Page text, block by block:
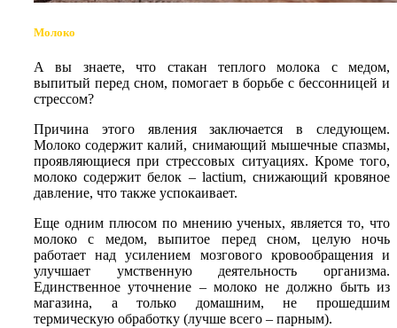
Молоко
А вы знаете, что стакан теплого молока с медом,
выпитый перед сном, помогает в борьбе с бессонницей и
стрессом?
Причина этого явления заключается в следующем.
Молоко содержит калий, снимающий мышечные спазмы,
проявляющиеся при стрессовых ситуациях. Кроме того,
молоко содержит белок – lactium, снижающий кровяное
давление, что также успокаивает.
Еще одним плюсом по мнению ученых, является то, что
молоко с медом, выпитое перед сном, целую ночь
работает над усилением мозгового кровообращения и
улучшает умственную деятельность организма.
Единственное уточнение – молоко не должно быть из
магазина, а только домашним, не прошедшим
термическую обработку (лучше всего – парным).